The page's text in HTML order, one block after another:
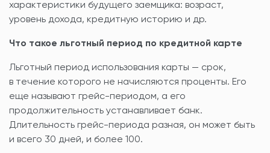
характеристики будущего заемщика: возраст,
уровень дохода, кредитную историю и др.
Что такое льготный период по кредитной карте
Льготный период использования карты — срок,
в течение которого не начисляются проценты. Его
еще называют грейс-периодом, а его
продолжительность устанавливает банк.
Длительность грейс-периода разная, он может быть
и всего 30 дней, и более 100.